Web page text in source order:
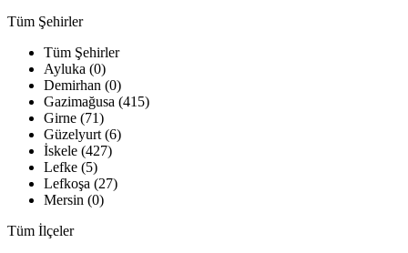
Tüm Şehirler
Tüm Şehirler
Ayluka (0)
Demirhan (0)
Gazimağusa (415)
Girne (71)
Güzelyurt (6)
İskele (427)
Lefke (5)
Lefkoşa (27)
Mersin (0)
Tüm İlçeler